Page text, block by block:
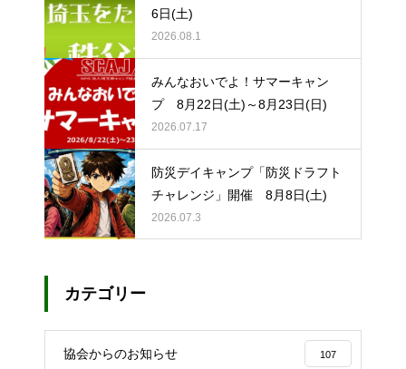
6日(土)
2026.08.1
みんなおいでよ！サマーキャン
プ 8月22日(土)～8月23日(日)
2026.07.17
防災デイキャンプ「防災ドラフト
チャレンジ」開催 8月8日(土)
2026.07.3
カテゴリー
協会からのお知らせ 107